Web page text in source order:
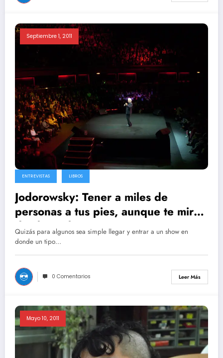
Septiembre 1, 2011
ENTREVISTAS LIBROS
Jodorowsky: Tener a miles de
personas a tus pies, aunque te miren
desde arriba
Quizás para algunos sea simple llegar y entrar a un show en
donde un tipo…
0 Comentarios Leer Más
Mayo 10, 2011